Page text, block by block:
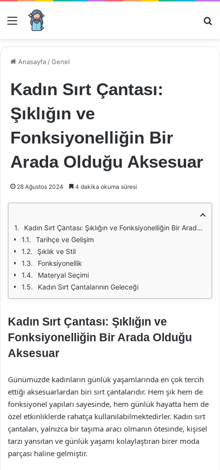
Menü
Anasayfa /Genel
Kadın Sırt Çantası:
Şıklığın ve
Fonksiyonelliğin Bir
Arada Olduğu Aksesuar
28 Ağustos 2024 4 dakika okuma süresi
Kadın Sırt Çantası: Şıklığın ve Fonksiyonelliğin Bir Arada Olduğu Aksesuar
Tarihçe ve Gelişim
Şıklık ve Stil
Fonksiyonellik
Materyal Seçimi
Kadın Sırt Çantalarının Geleceği
Kadın Sırt Çantası: Şıklığın ve
Fonksiyonelliğin Bir Arada Olduğu
Aksesuar
Günümüzde kadınların günlük yaşamlarında en çok tercih
ettiği aksesuarlardan biri sırt çantalarıdır. Hem şık hem de
fonksiyonel yapıları sayesinde, hem günlük hayatta hem de
özel etkinliklerde rahatça kullanılabilmektedirler. Kadın sırt
çantaları, yalnızca bir taşıma aracı olmanın ötesinde, kişisel
tarzı yansıtan ve günlük yaşamı kolaylaştıran birer moda
parçası haline gelmiştir.